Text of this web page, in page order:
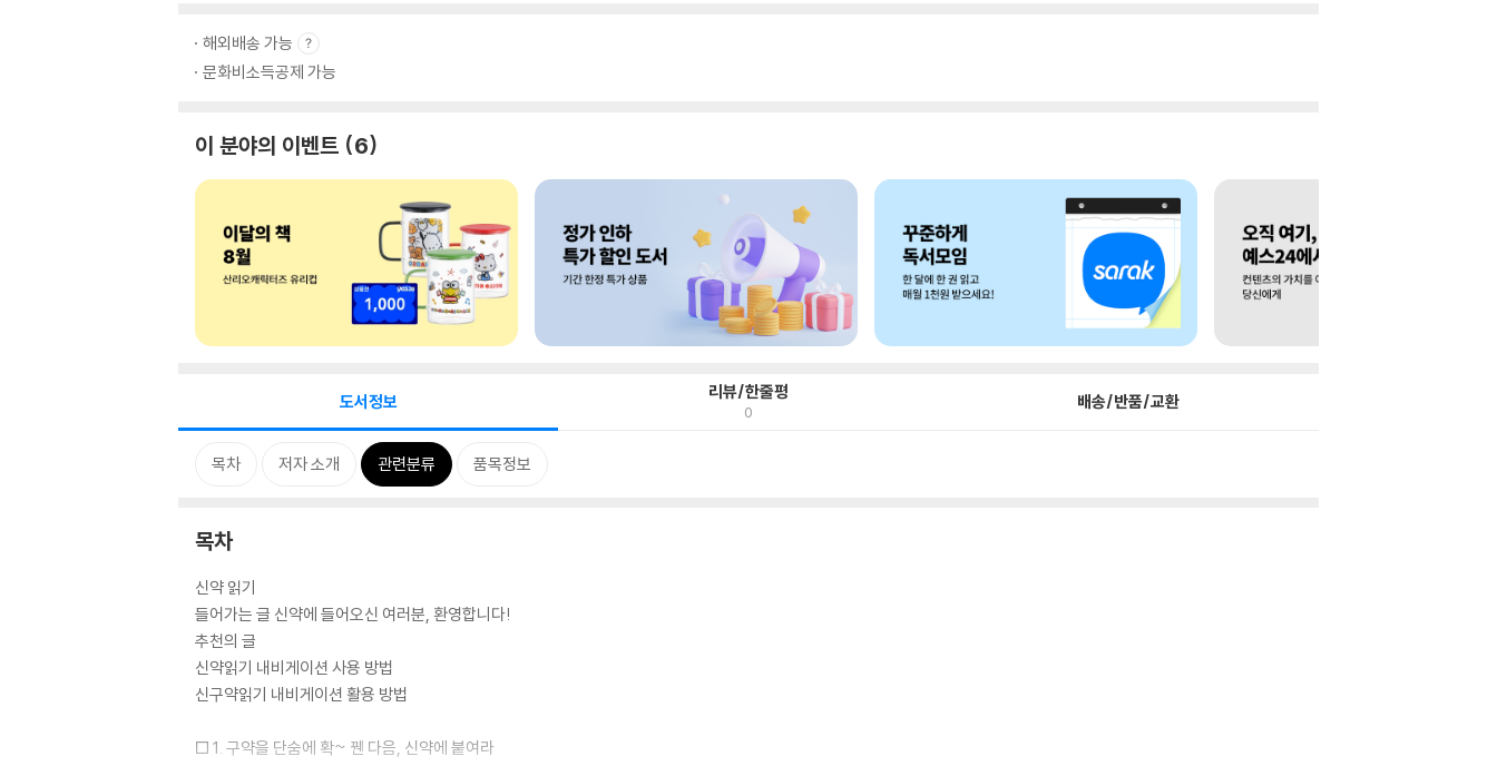
해외배송 가능
문화비소득공제 가능
이 분야의 이벤트 6
도서정보 리뷰/한줄평
0 배송/반품/교환
목차 저자 소개 관련분류 품목정보
목차
신약 읽기
들어가는 글 신약에 들어오신 여러분, 환영합니다!
추천의 글
신약읽기 내비게이션 사용 방법
신구약읽기 내비게이션 활용 방법
□ 1. 구약을 단숨에 확~ 꿴 다음, 신약에 붙여라